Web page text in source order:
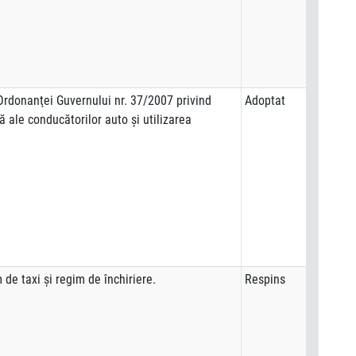
Guvernului nr. 37/2007 privind
ale conducătorilor auto şi utilizarea
Adoptat
taxi şi regim de închiriere. Respins